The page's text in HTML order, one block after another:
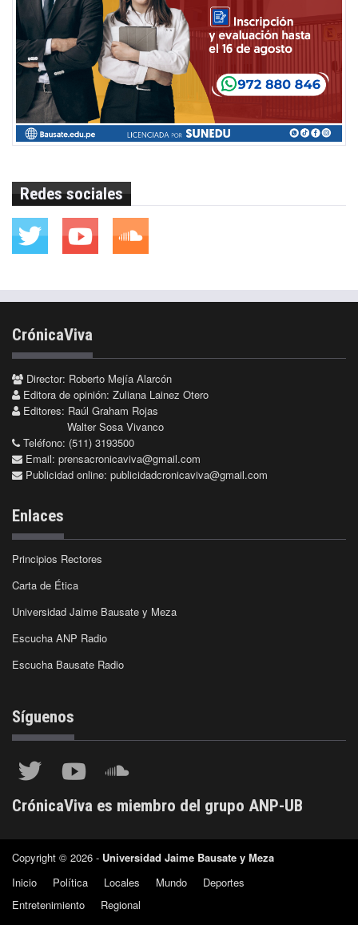
Redes sociales
CrónicaViva
Director: Roberto Mejía Alarcón
Editora de opinión: Zuliana Lainez Otero
Editores: Raúl Graham Rojas
Walter Sosa Vivanco
Teléfono: (511) 3193500
Email: prensacronicaviva@gmail.com
Publicidad online: publicidadcronicaviva@gmail.com
Enlaces
Principios Rectores
Carta de Ética
Universidad Jaime Bausate y Meza
Escucha ANP Radio
Escucha Bausate Radio
Síguenos
CrónicaViva es miembro del grupo ANP-UB
Copyright © 2026 - Universidad Jaime Bausate y Meza
Inicio
Política Locales Mundo
Deportes
Entretenimiento
Regional